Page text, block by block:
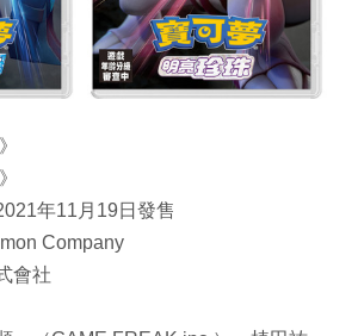
年11月19日發售
Company
會社